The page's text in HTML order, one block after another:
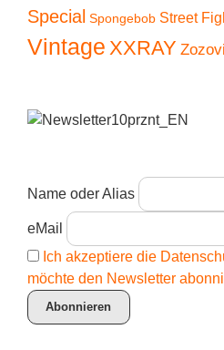
Special Spongebob Street
Vintage XXRAY
Name oder Alias
eMail
Ich akzeptiere die
möchte den Newsletter